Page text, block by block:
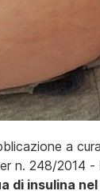
a
n. 248/2014 -
di insulina